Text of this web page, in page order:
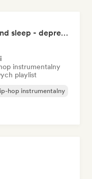
sad lofi beats to cry and sleep - depressing times.
instrumentalny
playlist
hop instrumentalny